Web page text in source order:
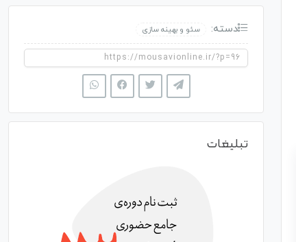
دسته: سئو و بهینه سازی
تبلیغات